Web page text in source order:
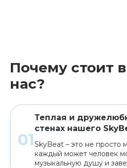
Почему стоит
нас?
Теплая и
стенах нашего
SkyBeat – это не просто
каждый может человек
музыкальную душу и